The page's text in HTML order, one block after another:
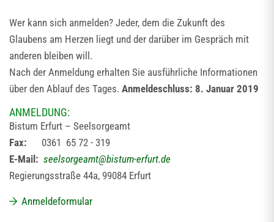
Wer kann sich anmelden? Jeder, dem die Zukunft des
Glaubens am Herzen liegt und der darüber im Gespräch mit
anderen bleiben will.
Nach der Anmeldung erhalten Sie ausführliche Informationen
über den Ablauf des Tages. Anmeldeschluss: 8. Januar 2019
ANMELDUNG:
Bistum Erfurt – Seelsorgeamt
Fax: 0361 65 72 - 319
E-Mail: seelsorgeamt@bistum-erfurt.de
Regierungsstraße 44a, 99084 Erfurt
Anmeldeformular